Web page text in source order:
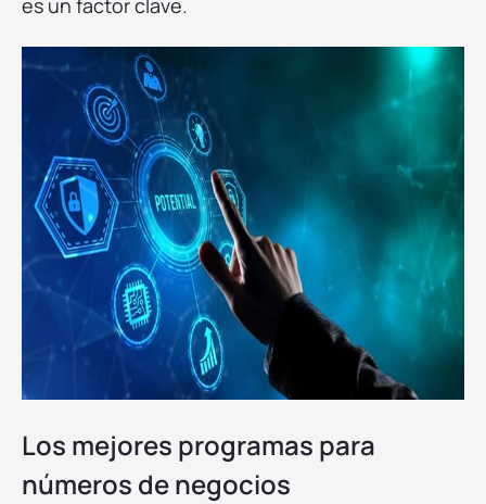
es un factor clave.
Los mejores programas para
números de negocios